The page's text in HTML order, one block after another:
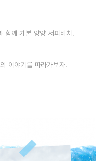
함께 가본 양양 서피비치.
이야기를 따라가보자.